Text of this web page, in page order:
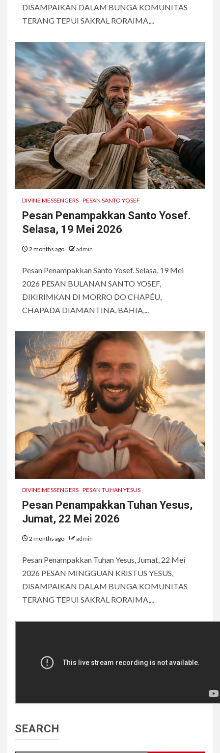
DISAMPAIKAN DALAM BUNGA KOMUNITAS
TERANG TEPUI SAKRAL RORAIMA,...
DIVINE MESSENGERS PESAN SANTO YOSEF
Pesan Penampakkan Santo Yosef.
Selasa, 19 Mei 2026
2 months ago admin
Pesan Penampakkan Santo Yosef. Selasa, 19 Mei
2026 PESAN BULANAN SANTO YOSEF,
DIKIRIMKAN DI MORRO DO CHAPÉU,
CHAPADA DIAMANTINA, BAHIA,...
DIVINE MESSENGERS PESAN TUHAN YESUS
Pesan Penampakkan Tuhan Yesus,
Jumat, 22 Mei 2026
2 months ago admin
Pesan Penampakkan Tuhan Yesus, Jumat, 22 Mei
2026 PESAN MINGGUAN KRISTUS YESUS,
DISAMPAIKAN DALAM BUNGA KOMUNITAS
TERANG TEPUI SAKRAL RORAIMA,...
SEARCH